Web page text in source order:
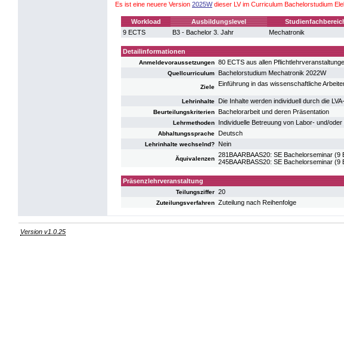
Es ist eine neuere Version 2025Wdieser LV im Curriculum Bachelorstudium
Workload Ausbildungslevel
9 ECTS
B3 - Bachelor 3. Jahr Mechatronik
Detailinformationen
Anmeldevoraussetzungen 80 ECTS aus allen
Quellcurriculum Bachelorstudium Mechatronik 2022W
Ziele Einführung in das wissenschaftliche
Lehrinhalte Die Inhalte werden individuell durch die
Beurteilungskriterien Bachelorarbeit und deren Präsentation
Lehrmethoden Individuelle Betreuung von Labor- und/
Abhaltungssprache Deutsch
Lehrinhalte wechselnd? Nein
Äquivalenzen
281BAARBAAS20: SE Bachelorseminar (9
245BAARBASS20: SE Bachelorseminar (9
Präsenzlehrveranstaltung
Teilungsziffer 20
Zuteilungsverfahren Zuteilung nach Reihenfolge
Version v1.0.25